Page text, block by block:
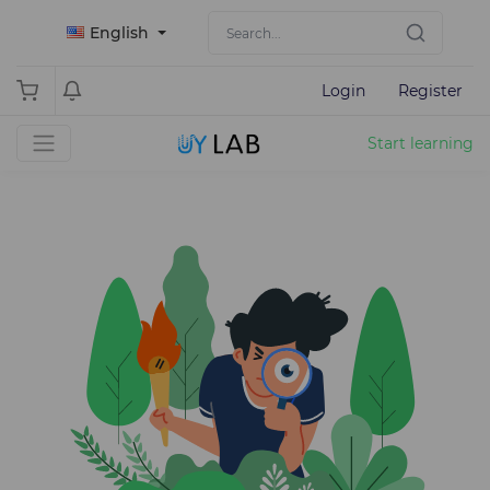
English
Login Register
Start learning